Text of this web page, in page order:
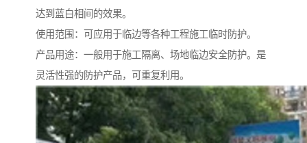
达到蓝白相间的效果。
使用范围：可应用于临边等各种工程施工临时防护。
产品用途：一般用于施工隔离、场地临边安全防护。是
灵活性强的防护产品，可重复利用。